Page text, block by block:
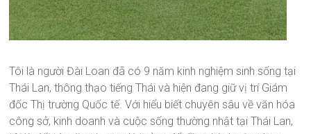
Tôi là người Đài Loan đã có 9 năm kinh nghiệm sinh sống tại
Thái Lan, thông thạo tiếng Thái và hiện đang giữ vị trí Giám
đốc Thị trường Quốc tế. Với hiểu biết chuyên sâu về văn hóa
công sở, kinh doanh và cuộc sống thường nhật tại Thái Lan,